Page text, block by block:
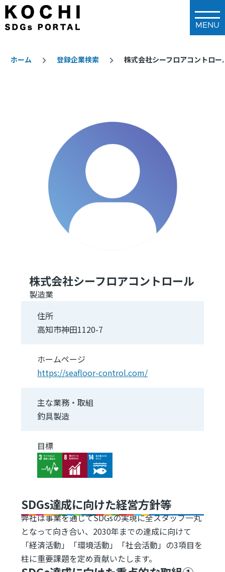
メインコンテンツに移動
ホーム 登録企業検索 株式会社シーフロアコントロー
株式会社シーフロアコントロール
製造業
住所
高知市神田1120-7
ホームページ
https://seafloor-control.com/
主な業務・取組
釣具製造
目標
Image
Image Image
SDGs達成に向けた経営方針等
弊社は事業を通じてSDGsの実現に全スタッフ一丸
となって向き合い、2030年までの達成に向けて
「経済活動」「環境活動」「社会活動」の3項目を
柱に重要課題を定め貢献いたします。